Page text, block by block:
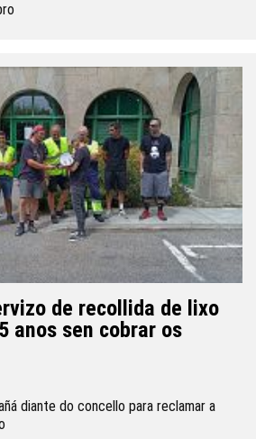
de recollida de lixo
anos sen cobrar os
diante do concello para reclamar a